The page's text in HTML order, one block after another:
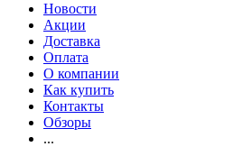
Новости
Акции
Доставка
Оплата
О компании
Как купить
Контакты
Обзоры
...